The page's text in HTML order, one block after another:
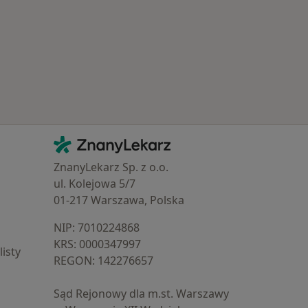
Kontakt
ZnanyLekarz - Strona główna
ZnanyLekarz Sp. z o.o.
ul. Kolejowa 5/7
01-217 Warszawa, Polska
NIP: ⁠7010224868
KRS: ⁠0000347997
REGON: ⁠142276657
Sąd Rejonowy dla m.st. Warszawy